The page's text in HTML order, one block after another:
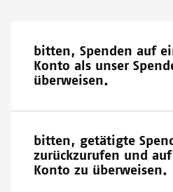
bitten, Spenden auf
Konto als unser
überweisen.
bitten, getätigte
zurückzurufen und
Konto zu überweisen.